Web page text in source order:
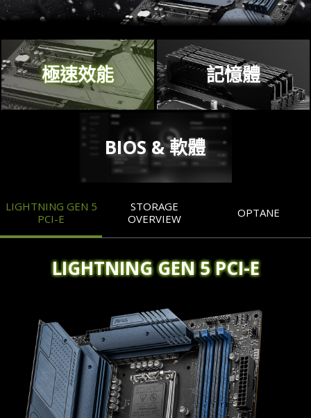
極速效能 記憶體
BIOS & 軟體
LIGHTNING GEN 5
PCI-E
STORAGE
OVERVIEW
OPTANE
LIGHTNING GEN 5 PCI-E